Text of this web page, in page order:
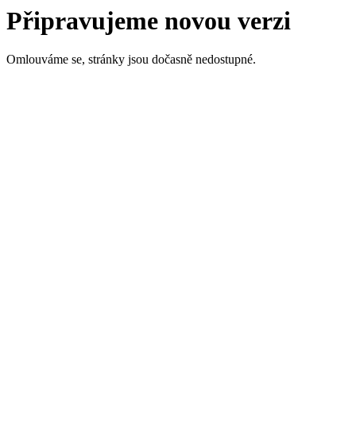
Připravujeme novou verzi
Omlouváme se, stránky jsou dočasně nedostupné.